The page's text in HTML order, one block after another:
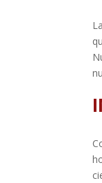
La